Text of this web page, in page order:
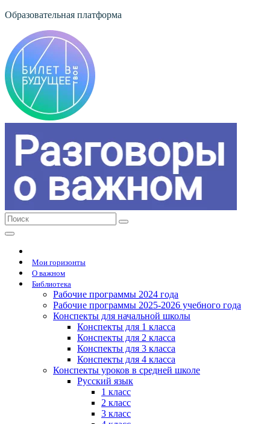
Образовательная платформа
Мои горизонты
О важном
Библиотека
Рабочие программы 2024 года
Рабочие программы 2025-2026 учебного года
Конспекты для начальной школы
Конспекты для 1 класса
Конспекты для 2 класса
Конспекты для 3 класса
Конспекты для 4 класса
Конспекты уроков в средней школе
Русский язык
1 класс
2 класс
3 класс